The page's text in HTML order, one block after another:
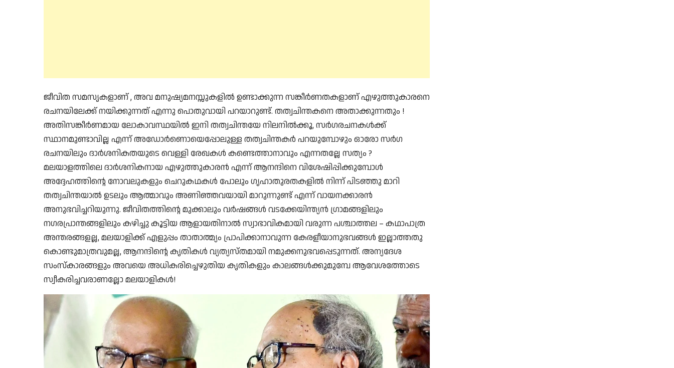
ജീവിത സമസൃകളാണ് , അവ മനുഷ്യമനസ്സുകളിൽ ഉണ്ടാക്കുന്ന സങ്കീർണതകളാണ് എഴുത്തുകാരനെ
രചനയിലേക്ക് നയിക്കുന്നത് എന്നു പൊതുവായി പറയാറുണ്ട്. തത്വചിന്തകനെ അതാക്കുന്നതും !
അതിസങ്കീർണമായ ലോകാവസ്ഥയിൽ ഇനി തത്വചിന്തയേ നിലനിൽക്കൂ, സർഗരചനകൾക്ക്
സ്ഥാനമുണ്ടാവില്ല എന്ന് അഡോർണൊയെപ്പോലുള്ള തത്വചിന്തകർ പറയുമ്പോഴും ഓരോ സർഗ
രചനയിലും ദാർശനികതയുടെ വെള്ളി രേഖകൾ കണ്ടെത്താനാവും എന്നതല്ലേ സത്യം ?
മലയാളത്തിലെ ദാർശനികനായ എഴുത്തുകാരൻ എന്ന് ആനന്ദിനെ വിശേഷിപ്പിക്കുമ്പോൾ
അദ്ദേഹത്തിൻ്റെ നോവലുകളും ചെറുകഥകൾ പോലും ഗൃഹാതുരതകളിൽ നിന്ന് പിടഞ്ഞു മാറി
തത്വചിന്തയാൽ ഉടലും ആത്മാവും അണിഞ്ഞവയായി മാറുന്നുണ്ട് എന്ന് വായനക്കാരൻ
അനുഭവിച്ചറിയുന്നു. ജീവിതത്തിൻ്റെ മുക്കാലും വർഷങ്ങൾ വടക്കേയിന്ത്യൻ ഗ്രാമങ്ങളിലും
നഗരപ്രാന്തങ്ങളിലും കഴിച്ചു കൂട്ടിയ ആളായതിനാൽ സ്വാഭാവികമായി വരുന്ന പശ്ചാത്തല – കഥാപാത്ര
അന്തരങ്ങളല്ല, മലയാളിക്ക് എളുപ്പം താതാത്മ്യം പ്രാപിക്കാനാവുന്ന കേരളീയാനുഭവങ്ങൾ ഇല്ലാത്തതു
കൊണ്ടുമാത്രവുമല്ല, ആനന്ദിൻ്റെ കൃതികൾ വ്യത്യസ്തമായി നമുക്കനുഭവപ്പെടുന്നത്. അന്യദേശ
സംസ്കാരങ്ങളും അവയെ അധികരിച്ചെഴുതിയ കൃതികളും കാലങ്ങൾക്കുമുമ്പേ ആവേശത്തോടെ
സ്വീകരിച്ചവരാണല്ലോ മലയാളികൾ!
Support Us
The AIDEM is committed to people-oriented journalism, marked by
transparency, integrity, pluralistic ethos, and, above all, a
commitment to uphold the people’s right to know. Editorial
independence is closely linked to financial independence. That is
why we come to readers for help.
Support Us